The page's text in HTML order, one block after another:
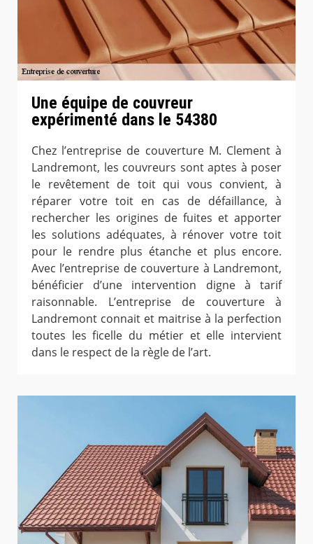
Une équipe de couvreur
expérimenté dans le 54380
Chez l’entreprise de couverture M. Clement à
Landremont, les couvreurs sont aptes à poser
le revêtement de toit qui vous convient, à
réparer votre toit en cas de défaillance, à
rechercher les origines de fuites et apporter
les solutions adéquates, à rénover votre toit
pour le rendre plus étanche et plus encore.
Avec l’entreprise de couverture à Landremont,
bénéficier d’une intervention digne à tarif
raisonnable. L’entreprise de couverture à
Landremont connait et maitrise à la perfection
toutes les ficelle du métier et elle intervient
dans le respect de la règle de l’art.